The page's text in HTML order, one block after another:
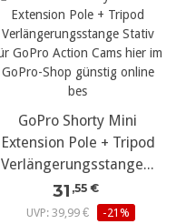
GoPro Shorty Mini
Extension Pole + Tripod
Verlängerungsstange...
31 ,55 €
UVP: 39,99 €
-21%